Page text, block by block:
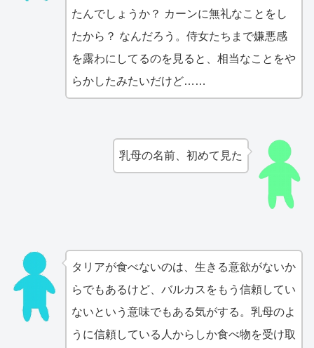
たんでしょうか？ カーンに無礼なことをし
たから？ なんだろう。侍女たちまで嫌悪感
を露わにしてるのを見ると、相当なことをや
らかしたみたいだけど……
乳母の名前、初めて見た
タリアが食べないのは、生きる意欲がないか
らでもあるけど、バルカスをもう信頼してい
ないという意味でもある気がする。乳母のよ
うに信頼している人からしか食べ物を受け取